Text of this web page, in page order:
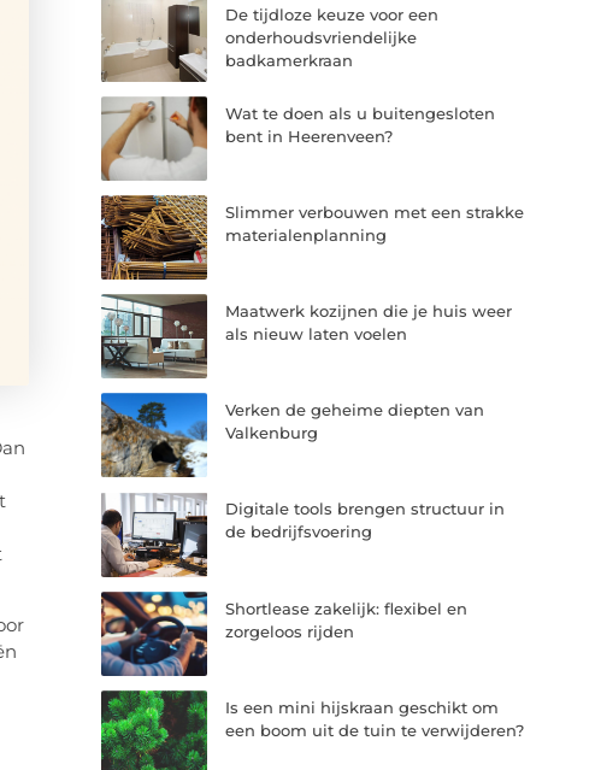
De tijdloze keuze voor een
onderhoudsvriendelijke
badkamerkraan
Wat te doen als u buitengesloten
bent in Heerenveen?
Slimmer verbouwen met een strakke
materialenplanning
Maatwerk kozijnen die je huis weer
als nieuw laten voelen
Verken de geheime diepten van
Valkenburg
Digitale tools brengen structuur in
de bedrijfsvoering
Shortlease zakelijk: flexibel en
zorgeloos rijden
Is een mini hijskraan geschikt om
een boom uit de tuin te verwijderen?